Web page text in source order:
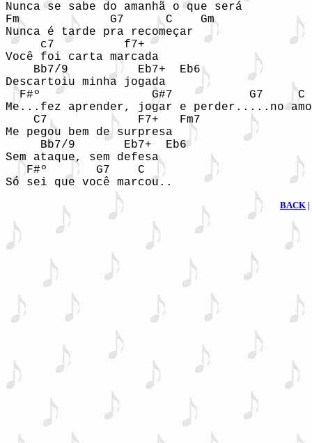
Nunca se sabe do amanhã o que será
Fm             G7      C    Gm
Nunca é tarde pra recomeçar
     c7          f7+
Você foi carta marcada
    Bb7/9          Eb7+  Eb6
Descartoiu minha jogada
  F#º                G#7           G7     C
Me...fez aprender, jogar e perder.....no
    C7             F7+   Fm7
Me pegou bem de surpresa
     Bb7/9       Eb7+  Eb6
Sem ataque, sem defesa
   F#º       G7    C
Só sei que você marcou..
BACK |